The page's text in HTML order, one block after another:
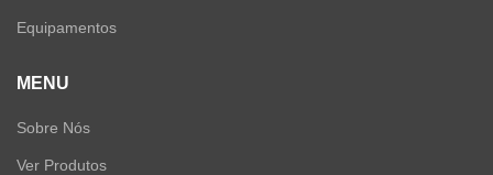
Equipamentos
MENU
Sobre Nós
Ver Produtos